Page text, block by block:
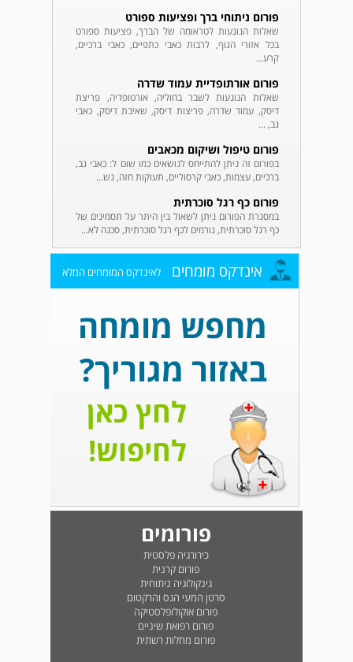
פורום ניתוחי ברך ופציעות ספורט
שאלות הנוגעות לטראומה של הברך, פציעות ספורט
בכל אזורי הגוף, לרבות כאבי כתפיים, כאבי ברכיים,
קרע...
פורום אורתופדיית עמוד שדרה
שאלות הנוגעות לשבר בחוליה, אורטופדיה, פריצת
דיסק, עמוד שדרה, פריצות דיסק, שאיבת דיסק, כאבי
גב, ...
פורום טיפול ושיקום מכאבים
בפורום זה ניתן להתייחס לנושאים כמו שום ל: כאבי גב,
ברכיים, עצמות, כאבי קרסוליים, תעוקות חזה, נש...
פורום כף רגל סוכרתית
במסגרת הפורום ניתן לשאול בין היתר על תסמינים של
כף רגל סוכרתית, גורמים לכף רגל סוכרתית, סכנה לא...
אינדקס מומחים לאינדקס המומחים המלא
מחפש מומחה
באזור מגוריך?
לחץ כאן
לחיפוש!
פורומים
כירורגיה פלסטית
פורום קרנית
גינקולוגיה ניתוחית
סרטן המעי הגס והרקטום
פורום אוקולופלסטיקה
פורום רפואת שיניים
פורום מחלות רשתית